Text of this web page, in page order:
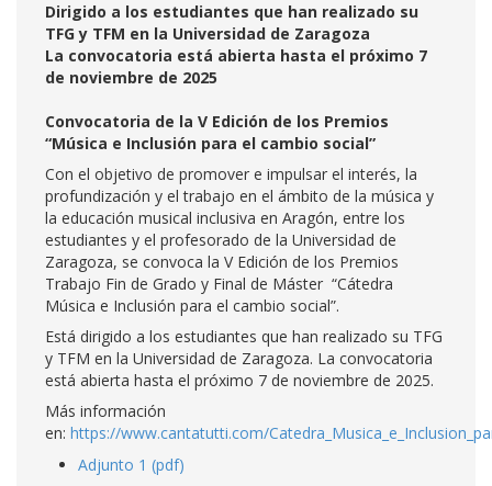
Dirigido a los estudiantes que han realizado su
TFG y TFM en la Universidad de Zaragoza
La convocatoria está abierta hasta el próximo 7
de noviembre de 2025
Convocatoria de la V Edición de los Premios
“Música e Inclusión para el cambio social”
Con el objetivo de promover e impulsar el interés, la
profundización y el trabajo en el ámbito de la música y
la educación musical inclusiva en Aragón, entre los
estudiantes y el profesorado de la Universidad de
Zaragoza, se convoca la V Edición de los Premios
Trabajo Fin de Grado y Final de Máster “Cátedra
Música e Inclusión para el cambio social”.
Está dirigido a los estudiantes que han realizado su TFG
y TFM en la Universidad de Zaragoza. La convocatoria
está abierta hasta el próximo 7 de noviembre de 2025.
Más información
en: https://www.cantatutti.com/
Adjunto 1 (pdf)